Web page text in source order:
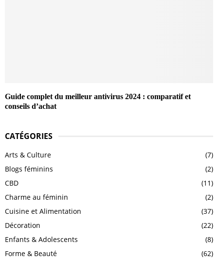
Guide complet du meilleur antivirus 2024 : comparatif et
conseils d’achat
CATÉGORIES
Arts & Culture
(7)
Blogs féminins
(2)
CBD
(11)
Charme au féminin
(2)
Cuisine et Alimentation
(37)
Décoration
(22)
Enfants & Adolescents
(8)
Forme & Beauté
(62)